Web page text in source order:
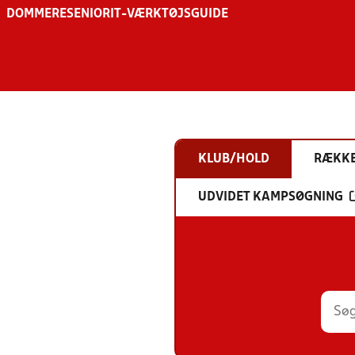
DOMMERESENIOR IT-VÆRKTØJSGUIDE
KLUB/HOLD
UDVIDET KAMPSØGNING